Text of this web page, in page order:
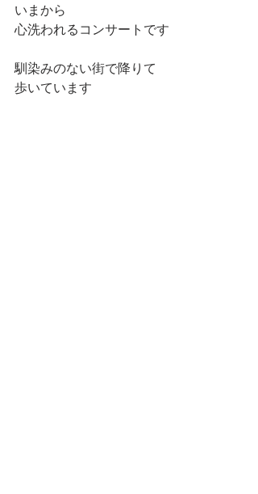
いまから
心洗われるコンサートです
馴染みのない街で降りて
歩いています